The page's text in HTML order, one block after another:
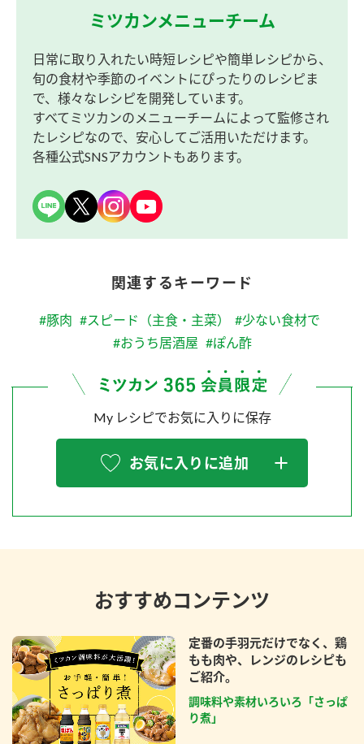
ミツカンメニューチーム
日常に取り入れたい時短レシピや簡単レシピから、
旬の食材や季節のイベントにぴったりのレシピま
で、様々なレシピを開発しています。
すべてミツカンのメニューチームによって監修され
たレシピなので、安心してご活用いただけます。
各種公式SNSアカウントもあります。
関連するキーワード
#豚肉 #スピード（主食・主菜）
#少ない食材で
#おうち居酒屋 #ぽん酢
My レシピでお気に入りに保存
お気に入りに追加
おすすめコンテンツ
定番の手羽元だけでなく、鶏
もも肉や、レンジのレシピも
ご紹介。
調味料や素材いろいろ「さっぱ
り煮」